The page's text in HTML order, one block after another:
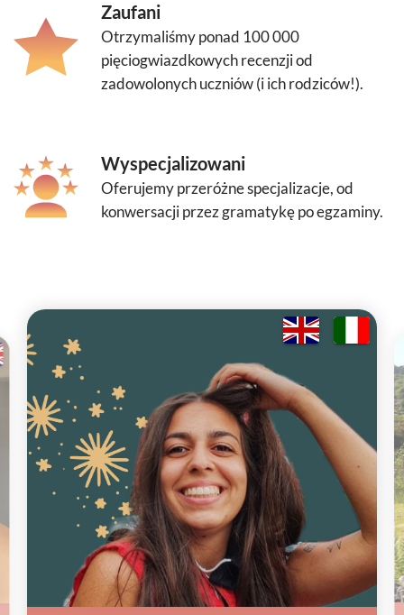
Zaufani
Otrzymaliśmy ponad 100 000
pięciogwiazdkowych recenzji od
zadowolonych uczniów (i ich rodziców!).
Wyspecjalizowani
Oferujemy przeróżne specjalizacje, od
konwersacji przez gramatykę po egzaminy.